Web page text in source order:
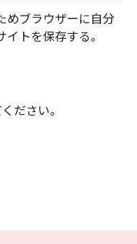
めブラウザーに自分
トを保存する。
ださい。